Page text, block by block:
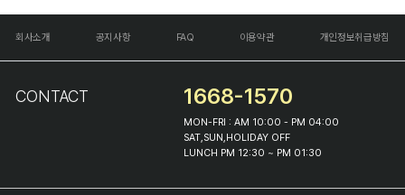
회사소개 공지사항 FAQ 이용약관 개인정보취급방침
CONTACT 1668-1570
MON-FRI : AM 10:00 - PM 04:00
SAT,SUN,HOLIDAY OFF
LUNCH PM 12:30 ~ PM 01:30